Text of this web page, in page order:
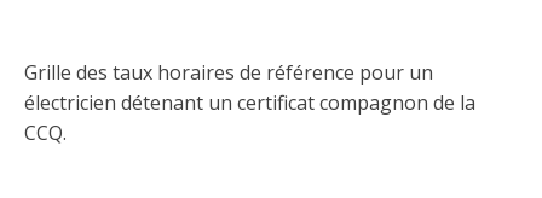
Travaux bénévoles d'électricité
Partenariats
Dispensateurs de formations
Grille des taux horaires de référence pour un
électricien détenant un certificat compagnon de la
CCQ.